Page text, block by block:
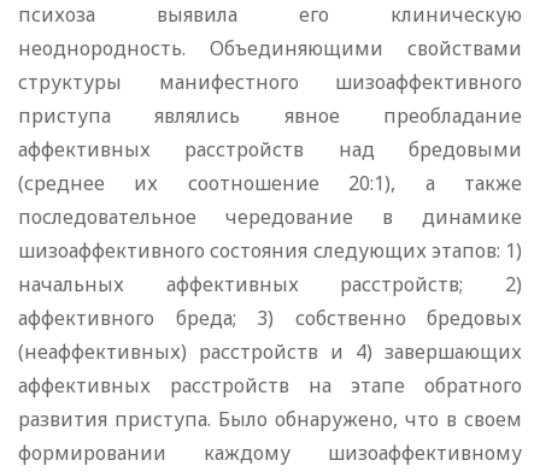
психоза выявила его клиническую
неоднородность. Объединяющими свойствами
структуры манифестного шизоаффективного
приступа являлись явное преобладание
аффективных расстройств над бредовыми
(среднее их соотношение 20:1), а также
последовательное чередование в динамике
шизоаффективного состояния следующих этапов: 1)
начальных аффективных расстройств; 2)
аффективного бреда; 3) собственно бредовых
(неаффективных) расстройств и 4) завершающих
аффективных расстройств на этапе обратного
развития приступа. Было обнаружено, что в своем
формировании каждому шизоаффективному